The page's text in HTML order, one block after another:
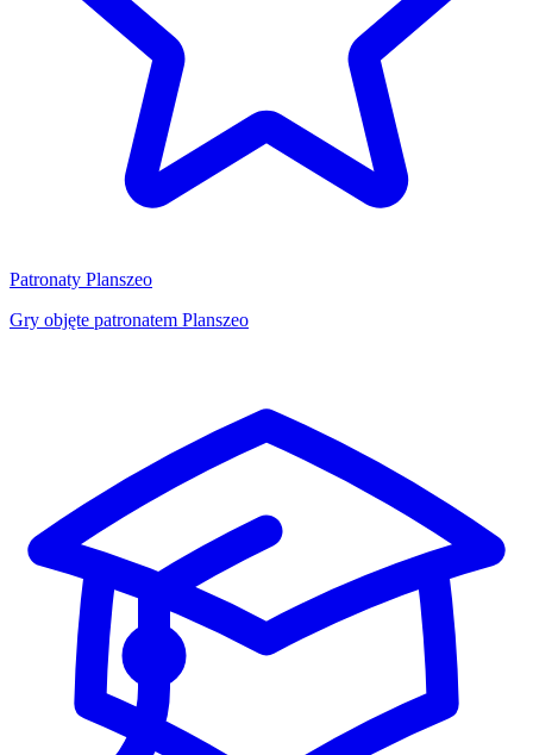
Patronaty Planszeo
Gry objęte patronatem Planszeo